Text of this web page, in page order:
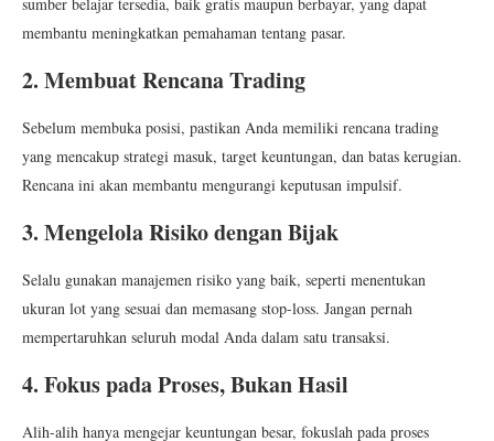
sumber belajar tersedia, baik gratis maupun berbayar, yang dapat
membantu meningkatkan pemahaman tentang pasar.
2. Membuat Rencana Trading
Sebelum membuka posisi, pastikan Anda memiliki rencana trading
yang mencakup strategi masuk, target keuntungan, dan batas kerugian.
Rencana ini akan membantu mengurangi keputusan impulsif.
3. Mengelola Risiko dengan Bijak
Selalu gunakan manajemen risiko yang baik, seperti menentukan
ukuran lot yang sesuai dan memasang stop-loss. Jangan pernah
mempertaruhkan seluruh modal Anda dalam satu transaksi.
4. Fokus pada Proses, Bukan Hasil
Alih-alih hanya mengejar keuntungan besar, fokuslah pada proses